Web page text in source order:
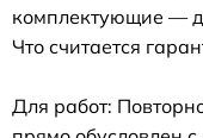
комплектующие —
Что считается
Для работ: